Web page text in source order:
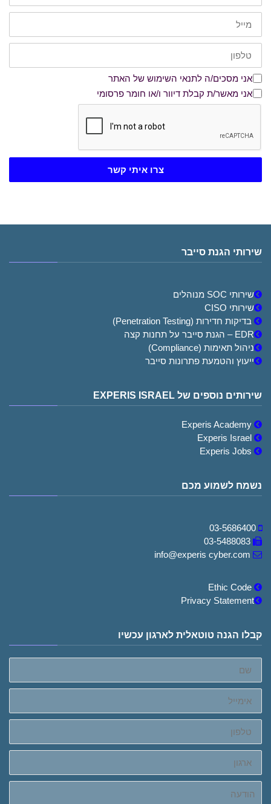
דוא"ל
טלפון
אני מסכים/ה לתנאי השימוש של האתר
אני מסכים/ה לתנאי השימוש של האתר
אני מאשר/ת קבלת דיוור ו/או חומר פרסומי
אני מאשר/ת קבלת דיוור ו/או חומר פרסומי
צרו איתי קשר
שירותי הגנת סייבר
שירותי SOC מנוהלים
שירותי CISO
בדיקות חדירות (Penetration Testing)
EDR – הגנת סייבר על תחנות קצה
ניהול תאימות (Compliance)
ייעוץ והטמעת פתרונות סייבר
שירותים נוספים של EXPERIS ISRAEL
נשמח לשמוע מכם
03-5686400
03-5488083
info@experis cyber.com
Privacy Statement
קבלו הגנה טוטאלית לארגון עכשיו
שם
אימייל
טלפון
ארגון
הודעה